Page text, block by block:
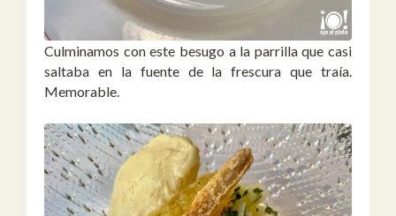
Culminamos con este besugo a la parrilla que casi
saltaba en la fuente de la frescura que traía.
Memorable.